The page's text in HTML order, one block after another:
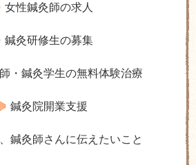
女性鍼灸師の求人
鍼灸研修生の募集
・鍼灸学生の無料体験治療
鍼灸院開業支援
鍼灸師さんに伝えたいこと